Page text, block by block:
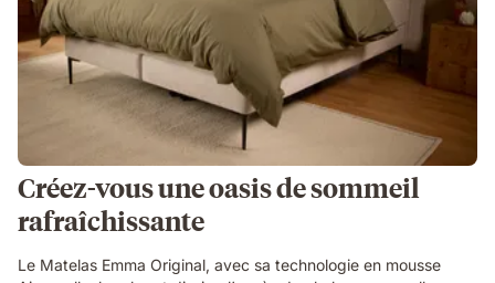
Créez-vous une oasis de sommeil
rafraîchissante
Le Matelas Emma Original, avec sa technologie en mousse